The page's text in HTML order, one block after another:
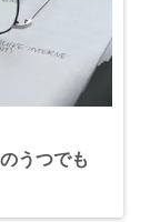
うつでも